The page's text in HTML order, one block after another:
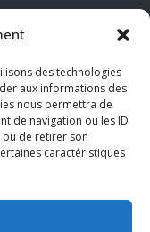
des technologies
aux informations des
nous permettra de
de navigation ou les ID
ou de retirer son
caractéristiques
PERSONNELLES